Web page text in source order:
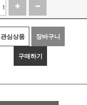
관심상품 장바구니
구매하기